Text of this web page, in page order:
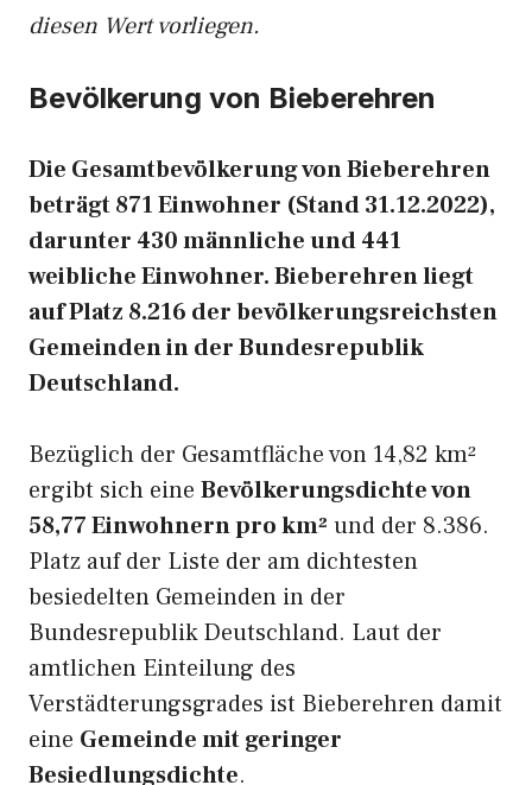
diesen Wert vorliegen.
Bevölkerung von Bieberehren
Die Gesamtbevölkerung von Bieberehren
beträgt 871 Einwohner (Stand 31.12.2022),
darunter 430 männliche und 441
weibliche Einwohner. Bieberehren liegt
auf Platz 8.216 der bevölkerungsreichsten
Gemeinden in der Bundesrepublik
Deutschland.
Bezüglich der Gesamtfläche von 14,82 km²
ergibt sich eine Bevölkerungsdichte von
58,77 Einwohnern pro km² und der 8.386.
Platz auf der Liste der am dichtesten
besiedelten Gemeinden in der
Bundesrepublik Deutschland. Laut der
amtlichen Einteilung des
Verstädterungsgrades ist Bieberehren damit
eine Gemeinde mit geringer
Besiedlungsdichte.